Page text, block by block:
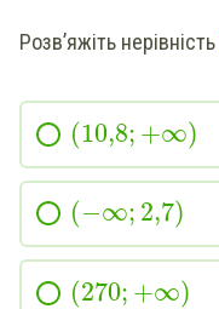
Розв’яжіть нерівність
(10,8; +∞)
(−∞; 2,7)
(270; +∞)